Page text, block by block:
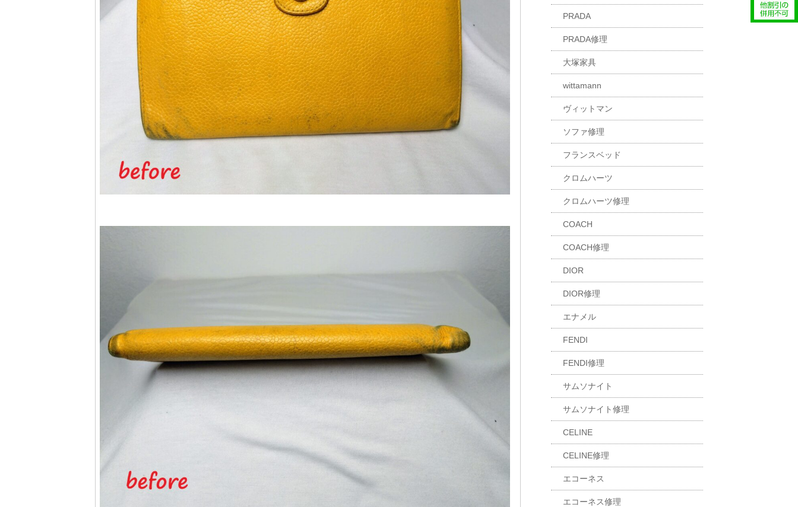
PRADA
PRADA修理
大塚家具
wittamann
ヴィットマン
ソファ修理
フランスベッド
クロムハーツ
クロムハーツ修理
COACH
COACH修理
DIOR
DIOR修理
エナメル
FENDI
FENDI修理
サムソナイト
サムソナイト修理
CELINE
CELINE修理
エコーネス
エコーネス修理